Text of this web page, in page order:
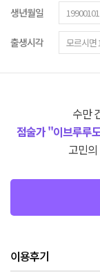
생년월일
출생시각
수만
점술가 "이브루루
고민
이용후기